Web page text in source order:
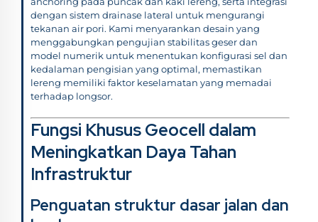
dengan sistem drainase lateral untuk mengurangi
tekanan air pori. Kami menyarankan desain yang
menggabungkan pengujian stabilitas geser dan
model numerik untuk menentukan konfigurasi sel dan
kedalaman pengisian yang optimal, memastikan
lereng memiliki faktor keselamatan yang memadai
terhadap longsor.
Fungsi Khusus Geocell dalam
Meningkatkan Daya Tahan
Infrastruktur
Penguatan struktur dasar jalan dan